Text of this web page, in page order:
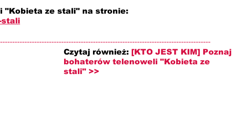
"Kobieta ze stali" na stronie:
stali
Czytaj również: [KTO JEST KIM] Poznaj
bohaterów telenoweli "Kobieta ze
stali" >>